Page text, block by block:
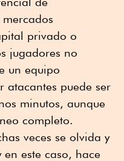
privado o
jugadores no
un equipo
atacantes puede ser
minutos, aunque
completo.
veces se olvida y
este caso, hace